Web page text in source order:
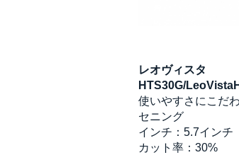
レオヴィスタ
HTS30G/
使いやすさにこだ
セニング
インチ：5.7インチ
カット率：30%